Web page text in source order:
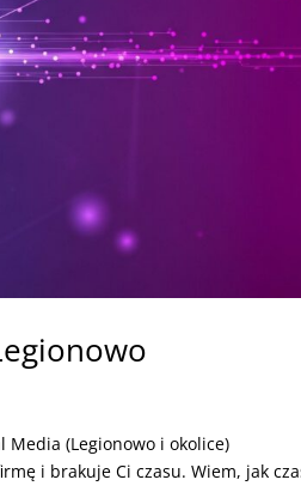
Media (Legionowo i okolice)
i brakuje Ci czasu. Wiem, jak